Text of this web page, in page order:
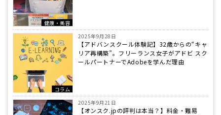
健康・美容
コラム
2025年9月28日
【アドバンスクール体験記】32歳からの“キャ
リア再構築”。フリーランス女子がアドビ スク
ールパートナーでAdobeを学んだ理由
2025年9月21日
【オンスク.jpの評判は本当？】料金・難易